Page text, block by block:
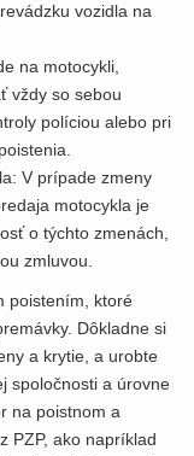
vozidla na
na motocykli,
vždy so sebou
políciou alebo pri
V prípade zmeny
motocykla je
o týchto zmenách,
zmluvou.
poistením, ktoré
Dôkladne si
a krytie, a urobte
spoločnosti a úrovne
na poistnom a
PZP, ako napríklad